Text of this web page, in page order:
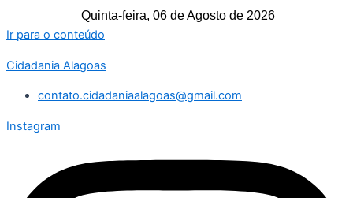
Quinta-feira, 06 de Agosto de 2026
Ir para o conteúdo
Cidadania Alagoas
contato.cidadaniaalagoas@gmail.com
Instagram